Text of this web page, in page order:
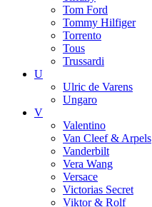
Tom Ford
Tommy Hilfiger
Torrento
Tous
Trussardi
U
Ulric de Varens
Ungaro
V
Valentino
Van Cleef & Arpels
Vanderbilt
Vera Wang
Versace
Victorias Secret
Viktor & Rolf